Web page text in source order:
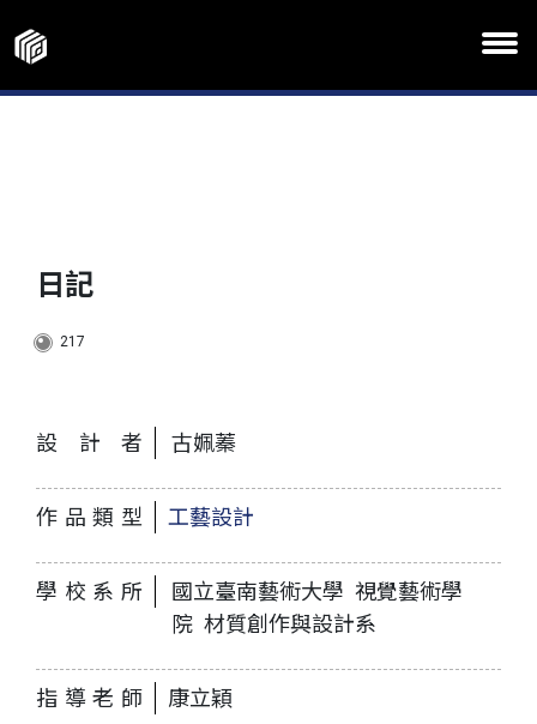
日記
217
設計者 古姵蓁
作品類型 工藝設計
學校系所
國立臺南藝術大學 視覺藝術學
院 材質創作與設計系
指導老師 康立穎